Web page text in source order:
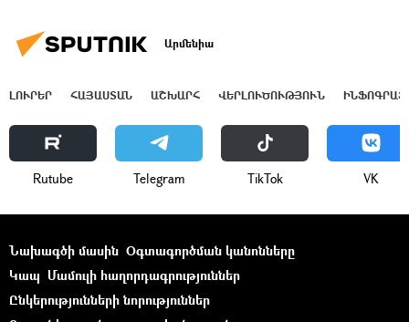
Արմենիա
ԼՈՒՐԵՐ ՀԱՅԱՍՏԱՆ ԱՇԽԱՐՀ ՎԵՐԼՈՒԾՈՒԹՅՈՒՆ
Rutube Telegram ТikТоk VK
Նախագծի մասին Օգտագործման կանոնները
Կապ Մամուլի հաղորդագրություններ
Ընկերությունների նորություններ